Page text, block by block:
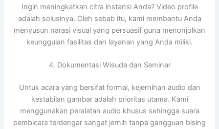
Ingin meningkatkan citra instansi Anda? Video profile
adalah solusinya. Oleh sebab itu, kami membantu Anda
menyusun narasi visual yang persuasif guna menonjolkan
keunggulan fasilitas dan layanan yang Anda miliki.
4. Dokumentasi Wisuda dan Seminar
Untuk acara yang bersifat formal, kejernihan audio dan
kestabilan gambar adalah prioritas utama. Kami
menggunakan peralatan audio khusus sehingga suara
pembicara terdengar sangat jernih tanpa gangguan bising